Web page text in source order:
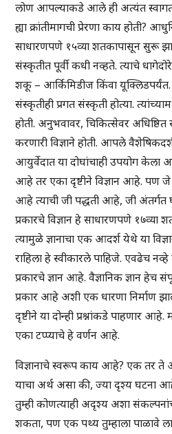
लोण आपल्याकडे आले ही अत्यंत
ह्या क्रांतीमागची प्रेरणा काय होती?
साधारणपणे १५व्या शतकापासून सुरू
संस्कृतीत पूर्वी कधी नव्हते. त्याचे
शकू – आर्किमिडीज किंवा यूक्लिडपर्यंत.
संस्कृतीही प्रगत संस्कृती होत्या.
होती. अनुभवावर, चिकित्सेवर अधिष्ठित
करणारी विज्ञाने होती. आपले
आयुर्वेदात या दोघांचाही उपयोग केला
आहे तर एका दृष्टीने विज्ञान आहे. पण
आहे त्याची जी पद्धती आहे, जी
प्रकारचे विज्ञान हे साधारणपणे १७व्या
त्यामुळे ज्ञानाचा एक आदर्श येथे या
राहिला हे स्वीकारले पाहिजे. एवढेच
प्रकारचे ज्ञान आहे. वैज्ञानिक ज्ञान हेच
प्रकार आहे अशी एक धारणा निर्माण
दृष्टीने या दोन्ही प्रश्नांकडे पाहणार आहे.
एका टप्प्याचे हे वर्णन आहे.
विज्ञानाचे स्वरूप काय आहे? एक तर
याचा अर्थ असा की, ज्या दृश्य घटना
तुम्ही कोणत्याही अदृश्य अशा
शकता, पण एक पथ्य तुम्हाला पाळावे